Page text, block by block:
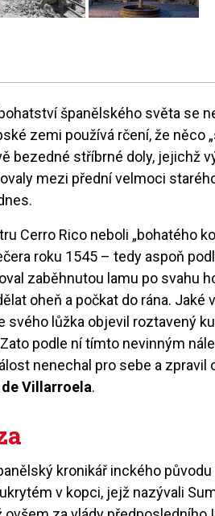
španělského světa se
zemi používá rčení, že něco
bezedné stříbrné doly, jejichž
mezi přední velmoci
Cerro Rico neboli „bohatého
roku 1545 – tedy aspoň
zaběhnutou lamu po svahu
oheň a počkat do rána. Jaké
svého lůžka objevil roztavený
podle ní tímto nevinným
nenechal pro sebe a zpravil
Villarroela.
kronikář inckého původu
v kopci, jejž nazývali